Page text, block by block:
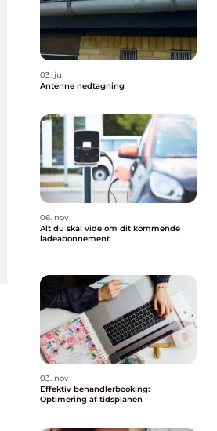
03. jul
Antenne nedtagning
06. nov
Alt du skal vide om dit kommende
ladeabonnement
03. nov
Effektiv behandlerbooking:
Optimering af tidsplanen